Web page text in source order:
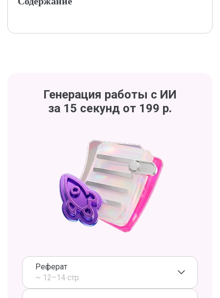
Генерация работы с ИИ
за 15 секунд от 199 р.
Реферат
~ 12–14 стр.